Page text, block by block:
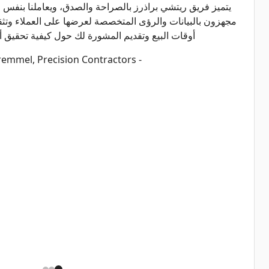
يتميز فريق ريتشي براذرز بالصراحة والصدق، ويعاملنا بنفس
مجهزون بالبيانات والرؤى المتخصصة لعرضها على العملاء
أوقات البيع وتقديم المشورة لك حول كيفية تحقيق
- Frank Tremmel, Precision Contractors